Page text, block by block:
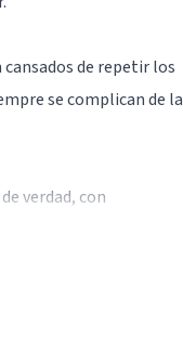
de repetir los
se complican de la
verdad, con
científico en